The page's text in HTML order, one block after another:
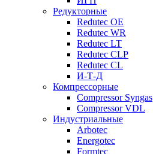
Редукторные
Redutec OE
Redutec WR
Redutec LT
Redutec CLP
Redutec CL
И-Т-Д
Компрессорные
Compressor Syngas
Compressor VDL
Индустриальные
Arbotec
Energotec
Formtec